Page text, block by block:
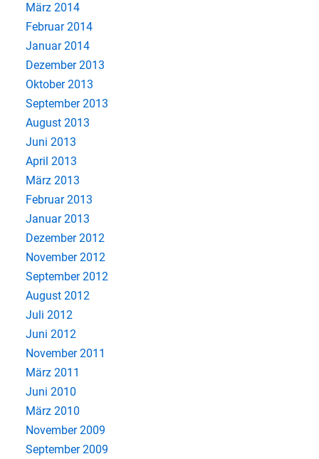
März 2014
Februar 2014
Januar 2014
Dezember 2013
Oktober 2013
September 2013
August 2013
Juni 2013
April 2013
März 2013
Februar 2013
Januar 2013
Dezember 2012
November 2012
September 2012
August 2012
Juli 2012
Juni 2012
November 2011
März 2011
Juni 2010
März 2010
November 2009
September 2009